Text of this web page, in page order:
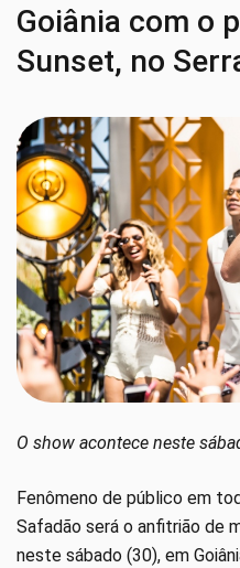
Goiânia com o
Sunset, no
O show acontece neste
Fenômeno de público em
Safadão será o anfitrião de
neste sábado (30), em